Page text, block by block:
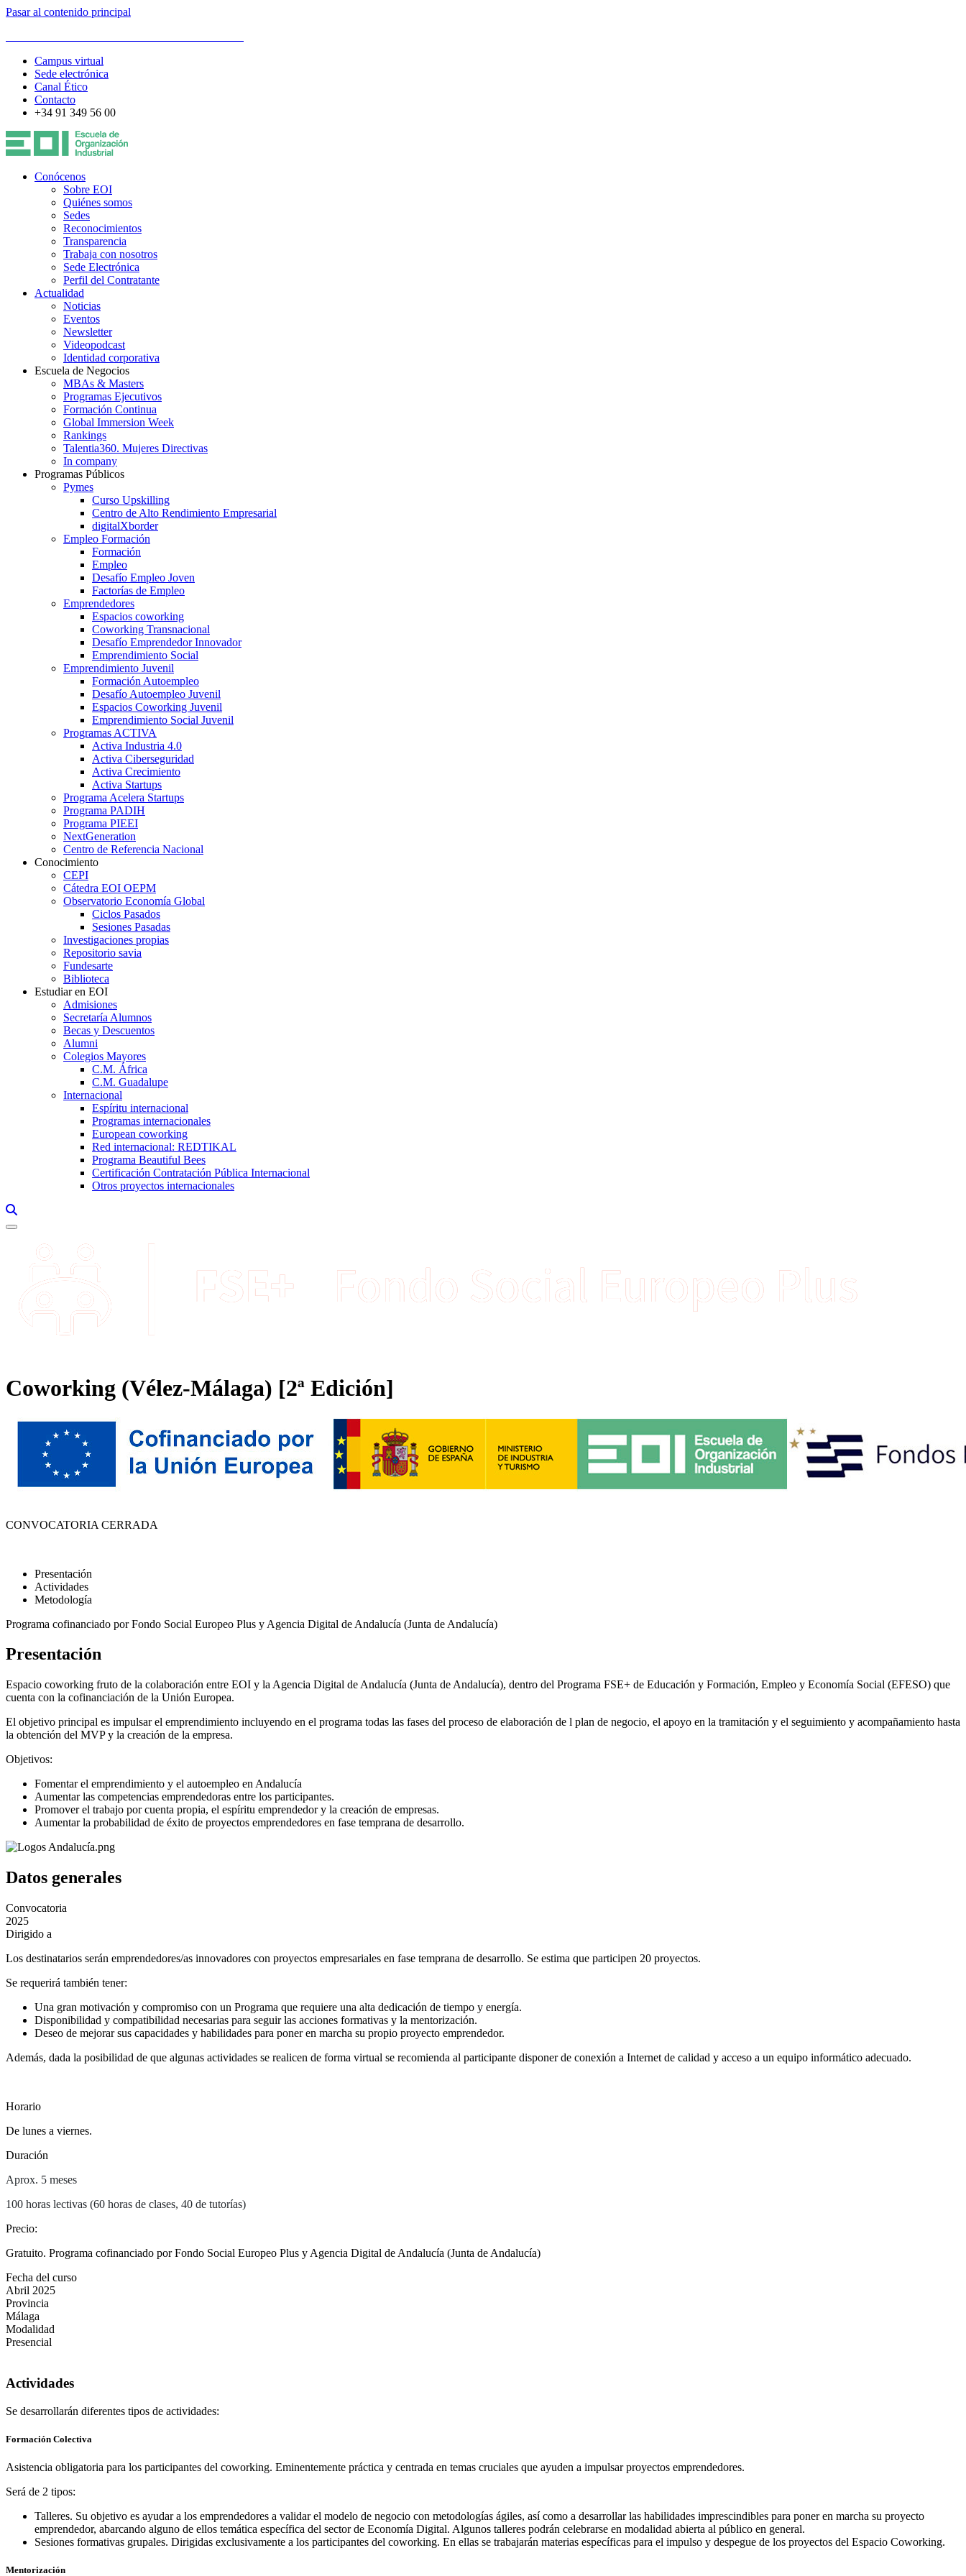
Pasar al contenido principal
Campus virtual
Sede electrónica
Canal Ético
Contacto
+34 91 349 56 00
Conócenos
Sobre EOI
Quiénes somos
Sedes
Reconocimientos
Transparencia
Trabaja con nosotros
Sede Electrónica
Perfil del Contratante
Actualidad
Noticias
Eventos
Newsletter
Videopodcast
Identidad corporativa
Escuela de Negocios
MBAs & Masters
Programas Ejecutivos
Formación Continua
Global Immersion Week
Rankings
Talentia360. Mujeres Directivas
In company
Programas Públicos
Pymes
Curso Upskilling
Centro de Alto Rendimiento Empresarial
digitalXborder
Empleo Formación
Formación
Empleo
Desafío Empleo Joven
Factorías de Empleo
Emprendedores
Espacios coworking
Coworking Transnacional
Desafío Emprendedor Innovador
Emprendimiento Social
Emprendimiento Juvenil
Formación Autoempleo
Desafío Autoempleo Juvenil
Espacios Coworking Juvenil
Emprendimiento Social Juvenil
Programas ACTIVA
Activa Industria 4.0
Activa Ciberseguridad
Activa Crecimiento
Activa Startups
Programa Acelera Startups
Programa PADIH
Programa PIEEI
NextGeneration
Centro de Referencia Nacional
Conocimiento
CEPI
Cátedra EOI OEPM
Observatorio Economía Global
Ciclos Pasados
Sesiones Pasadas
Investigaciones propias
Repositorio savia
Fundesarte
Biblioteca
Estudiar en EOI
Admisiones
Secretaría Alumnos
Becas y Descuentos
Alumni
Colegios Mayores
C.M. África
C.M. Guadalupe
Internacional
Espíritu internacional
Programas internacionales
European coworking
Red internacional: REDTIKAL
Programa Beautiful Bees
Certificación Contratación Pública Internacional
Otros proyectos internacionales
Coworking (Vélez-Málaga) [2ª Edición]
CONVOCATORIA CERRADA
Presentación
Actividades
Metodología
Programa cofinanciado por Fondo Social Europeo Plus y Agencia Digital de Andalucía (Junta de Andalucía)
Presentación
Espacio coworking fruto de la colaboración entre EOI y la Agencia Digital de Andalucía (Junta de Andalucía), dentro del Programa FSE+ de Educación y Formación, Empleo y Economía Social (EFESO) que
cuenta con la cofinanciación de la Unión Europea.
El objetivo principal es impulsar el emprendimiento incluyendo en el programa todas las fases del proceso de elaboración de l plan de negocio, el apoyo en la tramitación y el seguimiento y acompañamiento hasta
la obtención del MVP y la creación de la empresa.
Objetivos:
Fomentar el emprendimiento y el autoempleo en Andalucía
Aumentar las competencias emprendedoras entre los participantes.
Promover el trabajo por cuenta propia, el espíritu emprendedor y la creación de empresas.
Aumentar la probabilidad de éxito de proyectos emprendedores en fase temprana de desarrollo.
Datos generales
Convocatoria
2025
Dirigido a
Los destinatarios serán emprendedores/as innovadores con proyectos empresariales en fase temprana de desarrollo. Se estima que participen 20 proyectos.
Se requerirá también tener:
Una gran motivación y compromiso con un Programa que requiere una alta dedicación de tiempo y energía.
Disponibilidad y compatibilidad necesarias para seguir las acciones formativas y la mentorización.
Deseo de mejorar sus capacidades y habilidades para poner en marcha su propio proyecto emprendedor.
Además, dada la posibilidad de que algunas actividades se realicen de forma virtual se recomienda al participante disponer de conexión a Internet de calidad y acceso a un equipo informático adecuado.
Horario
De lunes a viernes.
Duración
Aprox. ​​​​​​5 meses
100 horas lectivas (60 horas de clases, 40 de tutorías)
Precio:
Gratuito. Programa cofinanciado por Fondo Social Europeo Plus y Agencia Digital de Andalucía (Junta de Andalucía)
Fecha del curso
Abril 2025
Provincia
Málaga
Modalidad
Presencial
Actividades
Se desarrollarán diferentes tipos de actividades:
Formación Colectiva
Asistencia obligatoria para los participantes del coworking. Eminentemente práctica y centrada en temas cruciales que ayuden a impulsar proyectos emprendedores.
Será de 2 tipos:
Talleres. Su objetivo es ayudar a los emprendedores a validar el modelo de negocio con metodologías ágiles, así como a desarrollar las habilidades imprescindibles para poner en marcha su proyecto
emprendedor, abarcando alguno de ellos temática específica del sector de Economía Digital. Algunos talleres podrán celebrarse en modalidad abierta al público en general.
Sesiones formativas grupales. Dirigidas exclusivamente a los participantes del coworking. En ellas se trabajarán materias específicas para el impulso y despegue de los proyectos del Espacio Coworking.
Mentorización